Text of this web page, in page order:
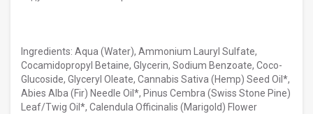
Ingredients: Aqua (Water), Ammonium Lauryl Sulfate,
Cocamidopropyl Betaine, Glycerin, Sodium Benzoate, Coco-
Glucoside, Glyceryl Oleate, Cannabis Sativa (Hemp) Seed Oil*,
Abies Alba (Fir) Needle Oil*, Pinus Cembra (Swiss Stone Pine)
Leaf/Twig Oil*, Calendula Officinalis (Marigold) Flower